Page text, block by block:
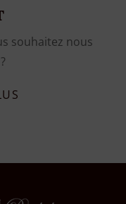
souhaitez nous